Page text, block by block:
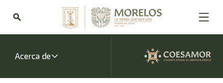
in
Accessibility
search
Acerca de